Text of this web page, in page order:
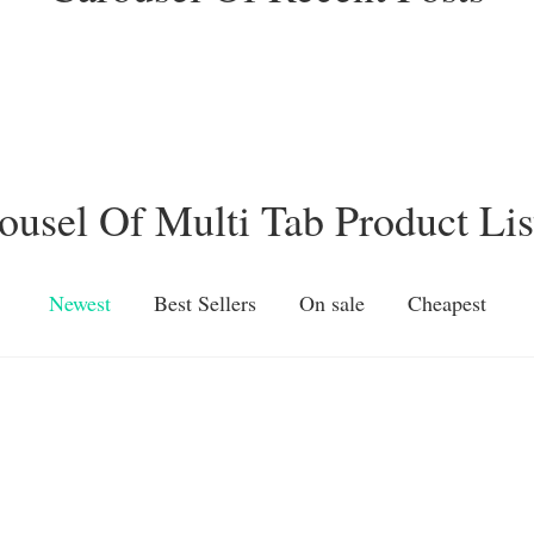
Of Multi Tab Product
Newest Best Sellers On sale Cheapest